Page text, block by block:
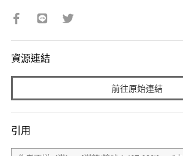
資源連結
前往原始連結
引用